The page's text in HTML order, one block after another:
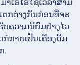
າເຣໂຣໃຊ້ເວລາສາມ
ຕກຕ່າງກັນກ່ອນທີ່ຈະ
ຄວາມນິຍົມຢ່າງໄວ
ກາຍເປັນເຄື່ອງດື່ມ
.